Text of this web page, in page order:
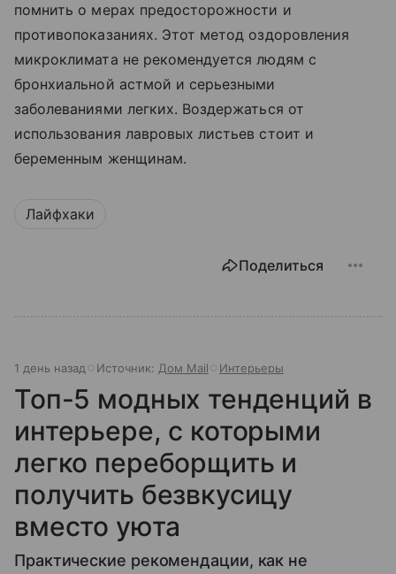
помнить о мерах предосторожности и
противопоказаниях. Этот метод оздоровления
микроклимата не рекомендуется людям с
бронхиальной астмой и серьезными
заболеваниями легких. Воздержаться от
использования лавровых листьев стоит и
беременным женщинам.
Лайфхаки
Поделиться
1 день назад Источник: Дом Mail Интерьеры
Топ-5 модных тенденций в
интерьере, с которыми
легко переборщить и
получить безвкусицу
вместо уюта
Практические рекомендации, как не